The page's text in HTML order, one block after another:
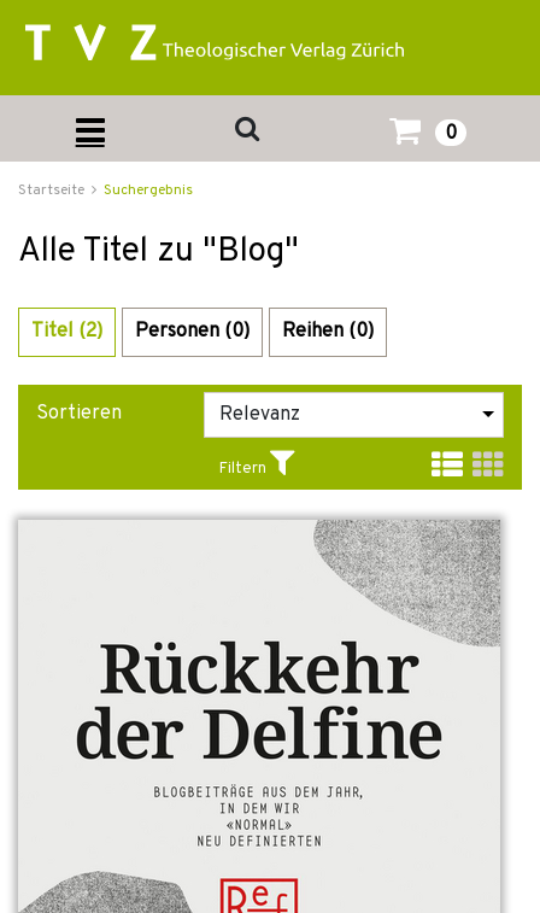
0
Startseite Suchergebnis
Alle Titel zu "Blog"
Titel (2) Personen (0) Reihen (0)
Sortieren
Filtern